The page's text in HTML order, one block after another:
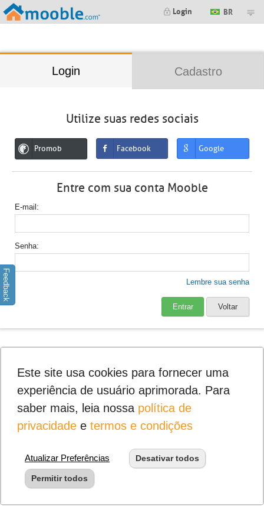
Login BR
Login Cadastro
Utilize suas redes sociais
Promob Facebook Google
Entre com sua conta Mooble
E-mail
Senha
Lembre sua senha
Entrar Voltar
Feedback
Este site usa cookies para fornecer uma
experiência de usuário aprimorada. Para
saber mais, leia nossa política de
privacidadee termos e condições
Atualizar Preferências Desativar todos
Permitir todos